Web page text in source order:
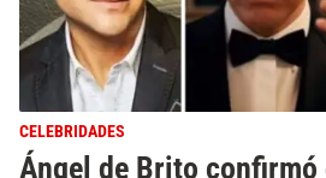
CELEBRIDADES
Ángel de Brito confirmó